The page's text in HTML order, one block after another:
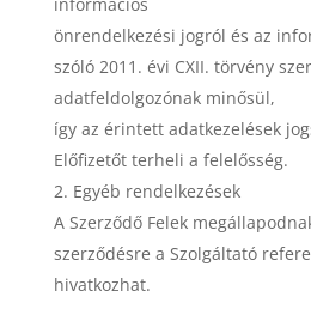
önrendelkezési jogról és az
szóló 2011. évi CXII. törvény
adatfeldolgozónak minősül,
így az érintett adatkezelések
Előfizetőt terheli a felelősség.
Egyéb rendelkezések
A Szerződő Felek
szerződésre a Szolgáltató
hivatkozhat.